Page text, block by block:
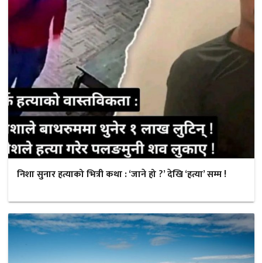
निशा सुनार हत्याको भित्री कथा : ‘जाने हो ?’ देखि ‘हत्या’ सम्म !